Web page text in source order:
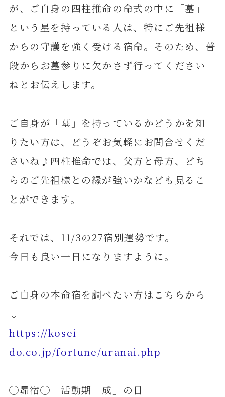
が、ご自身の四柱推命の命式の中に「墓」
という星を持っている人は、特にご先祖様
からの守護を強く受ける宿命。そのため、普
段からお墓参りに欠かさず行ってください
ねとお伝えします。
ご自身が「墓」を持っているかどうかを知
りたい方は、どうぞお気軽にお問合せくだ
さいね♪四柱推命では、父方と母方、どち
らのご先祖様との縁が強いかなども見るこ
とができます。
それでは、11/3の27宿別運勢です。
今日も良い一日になりますように。
ご自身の本命宿を調べたい方はこちらから
↓
https://kosei-
do.co.jp/fortune/uranai.php
◯昴宿◯ 活動期「成」の日